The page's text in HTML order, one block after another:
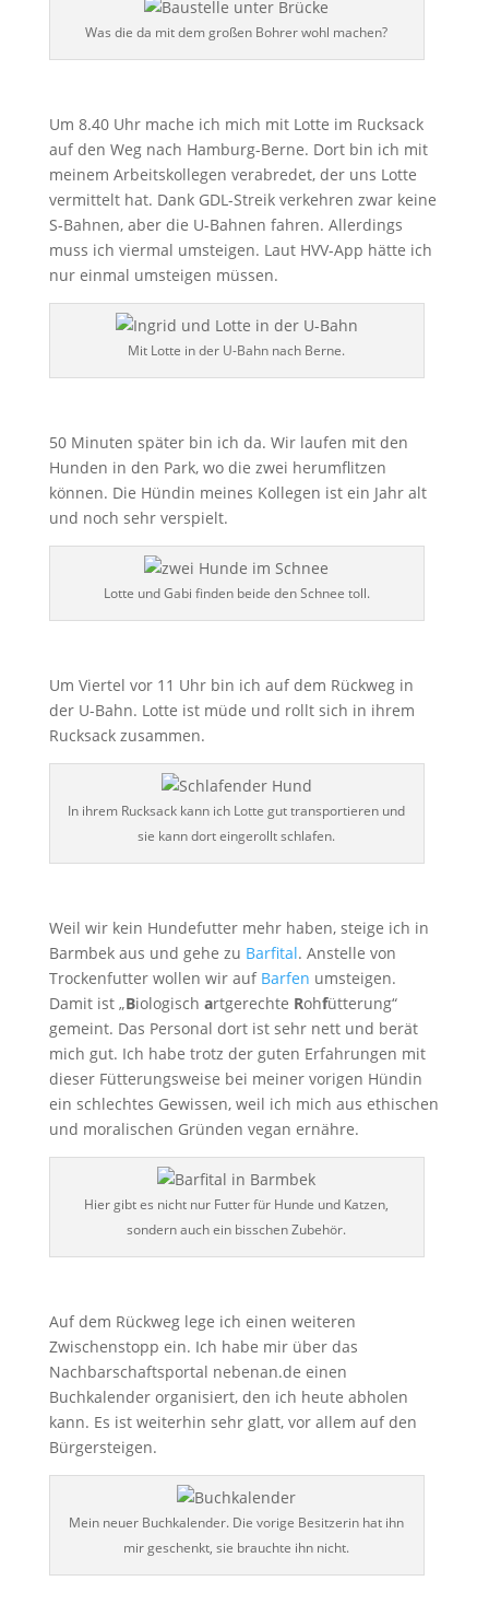
Was die da mit dem großen Bohrer wohl machen?
Um 8.40 Uhr mache ich mich mit Lotte im Rucksack
auf den Weg nach Hamburg-Berne. Dort bin ich mit
meinem Arbeitskollegen verabredet, der uns Lotte
vermittelt hat. Dank GDL-Streik verkehren zwar keine
S-Bahnen, aber die U-Bahnen fahren. Allerdings
muss ich viermal umsteigen. Laut HVV-App hätte ich
nur einmal umsteigen müssen.
Mit Lotte in der U-Bahn nach Berne.
50 Minuten später bin ich da. Wir laufen mit den
Hunden in den Park, wo die zwei herumflitzen
können. Die Hündin meines Kollegen ist ein Jahr alt
und noch sehr verspielt.
Lotte und Gabi finden beide den Schnee toll.
Um Viertel vor 11 Uhr bin ich auf dem Rückweg in
der U-Bahn. Lotte ist müde und rollt sich in ihrem
Rucksack zusammen.
In ihrem Rucksack kann ich Lotte gut transportieren und
sie kann dort eingerollt schlafen.
Weil wir kein Hundefutter mehr haben, steige ich in
Barmbek aus und gehe zu Barfital. Anstelle von
Trockenfutter wollen wir auf Barfen umsteigen.
Damit ist „Biologisch artgerechte Rohfütterung“
gemeint. Das Personal dort ist sehr nett und berät
mich gut. Ich habe trotz der guten Erfahrungen mit
dieser Fütterungsweise bei meiner vorigen Hündin
ein schlechtes Gewissen, weil ich mich aus ethischen
und moralischen Gründen vegan ernähre.
Hier gibt es nicht nur Futter für Hunde und Katzen,
sondern auch ein bisschen Zubehör.
Auf dem Rückweg lege ich einen weiteren
Zwischenstopp ein. Ich habe mir über das
Nachbarschaftsportal nebenan.de einen
Buchkalender organisiert, den ich heute abholen
kann. Es ist weiterhin sehr glatt, vor allem auf den
Bürgersteigen.
Mein neuer Buchkalender. Die vorige Besitzerin hat ihn
mir geschenkt, sie brauchte ihn nicht.